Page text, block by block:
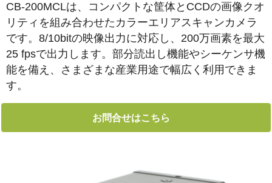
CB-200MCLは、コンパクトな筐体とCCDの画像クオ
リティを組み合わせたカラーエリアスキャンカメラ
です。8/10bitの映像出力に対応し、200万画素を最大
25 fpsで出力します。部分読出し機能やシーケンサ機
能を備え、さまざまな産業用途で幅広く利用できま
す。
お問合せはこちら